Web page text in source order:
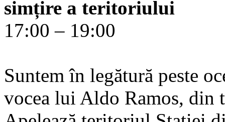
simțire a teritoriului
17:00 – 19:00
Suntem în legătură peste
vocea lui Aldo Ramos,